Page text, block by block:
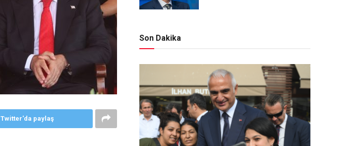
Twitter'da paylaş
Son Dakika